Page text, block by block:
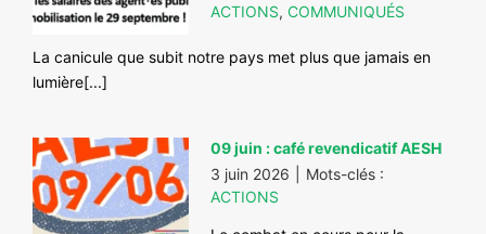
#ÉLECTIONS
#MÉDIAS
#PRESSE
#ARCHIVES
ACTIONS, COMMUNIQUÉS
La canicule que subit notre pays met plus que jamais en
lumière[...]
09 juin : café revendicatif AESH
3 juin 2026
Mots-clés :
ACTIONS